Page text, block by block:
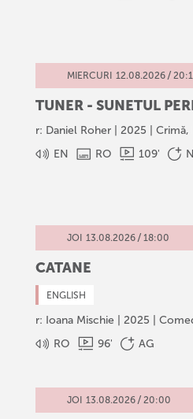
MIERCURI 12.08.2026 /
TUNER - SUNETUL
r: Daniel Roher | 2025 |
EN
RO 109'
JOI 13.08.2026 / 18:00
CATANE
ENGLISH
r: Ioana Mischie | 2025 |
RO
96' AG
JOI 13.08.2026 / 20:00